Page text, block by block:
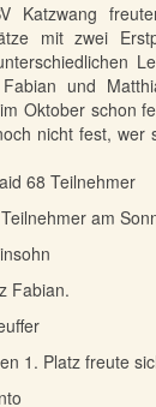
Katzwang
mit zwei
und
Oktober schon
nicht fest, wer
am
Fabian.
1. Platz freute